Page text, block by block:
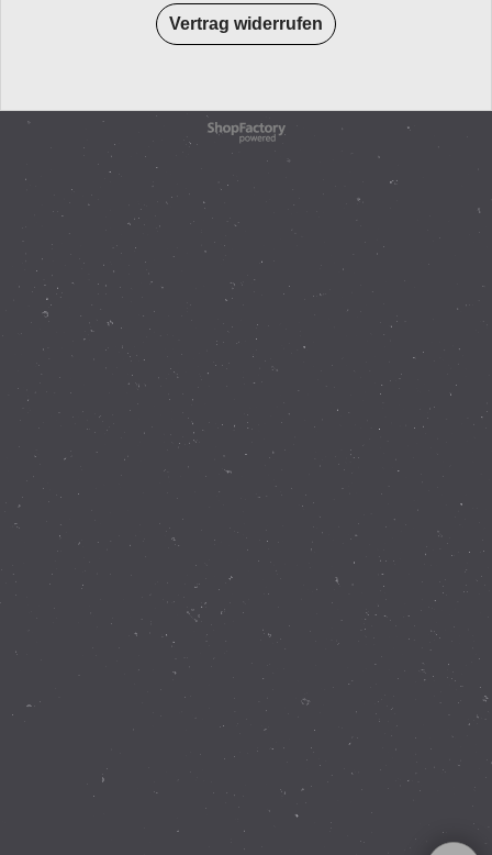
Vertrag widerrufen
WebShop erstellt mit
ShopFactory Shop